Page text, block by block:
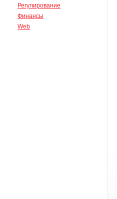
Регулирование
Финансы
Web